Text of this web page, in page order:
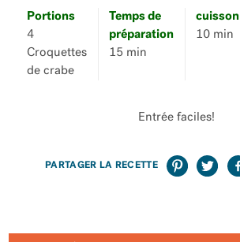
Portions
4
Croquettes
de crabe
Temps de
préparation
15 min
cuisson
10 min
Entrée faciles!
PARTAGER LA RECETTE